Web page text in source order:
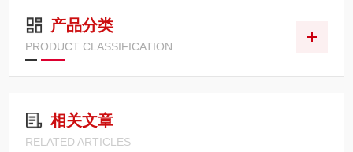
*表面
产品分类
PRODUCT CLASSIFICATION
相关文章
RELATED ARTICLES